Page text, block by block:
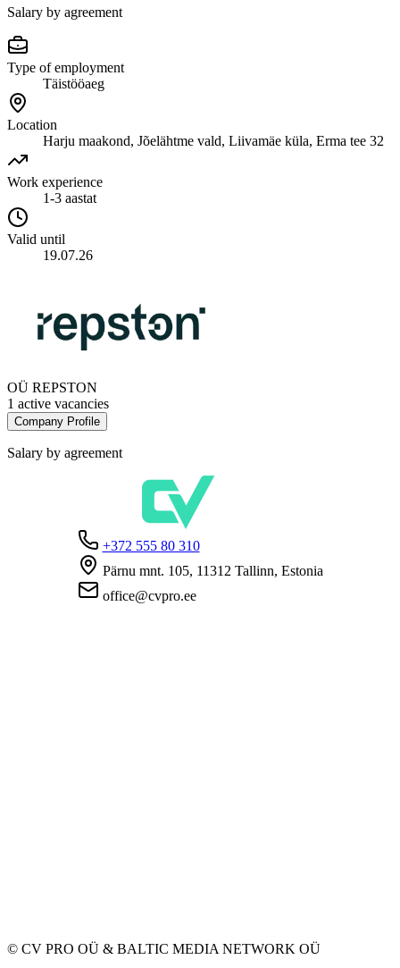
Salary by agreement
Type of employment
Täistööaeg
Location
Harju maakond, Jõelähtme vald, Liivamäe küla, Erma tee 32
Work experience
1-3 aastat
Valid until
19.07.26
OÜ REPSTON
1 active vacancies
Company Profile
Salary by agreement
+372 555 80 310
Pärnu mnt. 105, 11312 Tallinn, Estonia
office@cvpro.ee
© CV PRO OÜ & BALTIC MEDIA NETWORK OÜ